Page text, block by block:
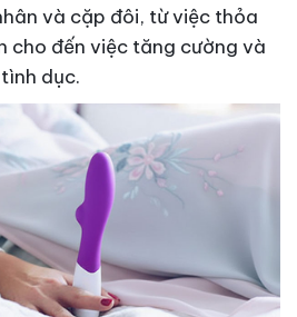
và cặp đôi, từ việc thỏa
cho đến việc tăng cường và
dục.